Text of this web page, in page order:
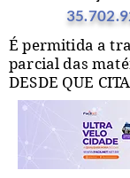
É permitida a
parcial das
DESDE QUE